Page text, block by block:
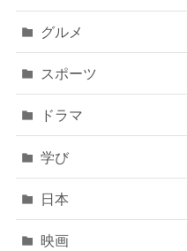
グルメ
スポーツ
ドラマ
学び
日本
映画